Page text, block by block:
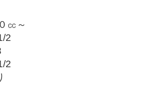
㏄～
2
2